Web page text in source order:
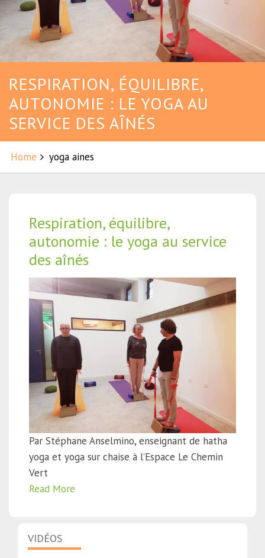
RESPIRATION, ÉQUILIBRE,
AUTONOMIE : LE YOGA AU
SERVICE DES AÎNÉS
Home yoga aines
Respiration, équilibre,
autonomie : le yoga au service
des aînés
Par Stéphane Anselmino, enseignant de hatha
yoga et yoga sur chaise à l’Espace Le Chemin
Vert
Read More
VIDÉOS